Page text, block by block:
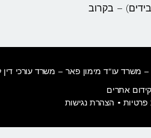
– בקרוב
משרד עו"ד מימון פאר – משרד עורכי דין
פרטיות • הצהרת נגישות